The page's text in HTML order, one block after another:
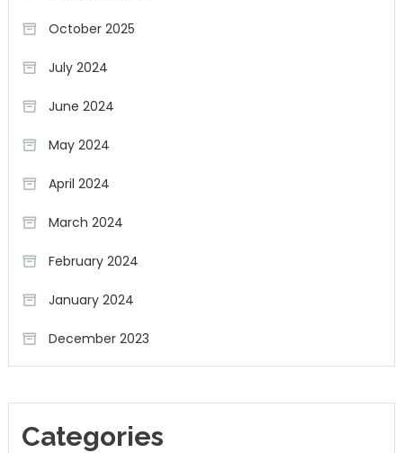
October 2025
July 2024
June 2024
May 2024
April 2024
March 2024
February 2024
January 2024
December 2023
Categories